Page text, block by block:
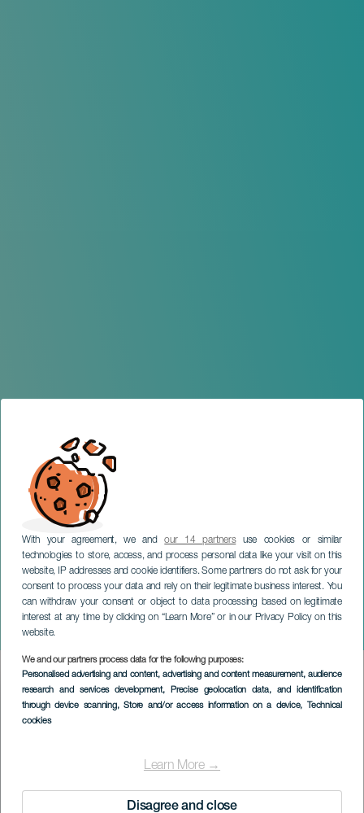
With your agreement, we andour 14 partnersuse cookies or similar
technologies to store, access, and process personal data like your visit on this
website, IP addresses and cookie identifiers. Some partners do not ask for your
consent to process your data and rely on their legitimate business interest. You
can withdraw your consent or object to data processing based on legitimate
interest at any time by clicking on “Learn More” or in our Privacy Policy on this
website.
We and our partners process data for the following purposes:
Personalised advertising and content, advertising and content measurement, audience
research and services development, Precise geolocation data, and identification
through device scanning, Store and/or access information on a device, Technical
cookies
Learn More →
Disagree and close
Russland vs. Beverly Hills
im Konzert
GRAN CANARIA
Imagen
Listado